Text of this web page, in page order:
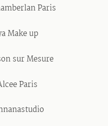
Paris
Make up
sur Mesure
Paris